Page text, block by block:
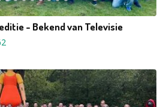
- Bekend van Televisie